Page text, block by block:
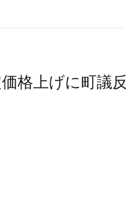
格上げに町議反